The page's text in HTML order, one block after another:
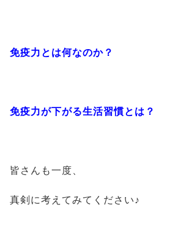
免疫力とは何なのか？
免疫力が下がる生活習慣とは？
皆さんも一度、
真剣に考えてみてください♪